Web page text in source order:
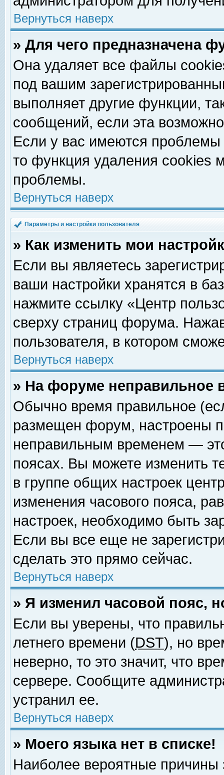
Вернуться наверх
» Для чего предназначена
Она удаляет все файлы
под вашим
выполняет другие функции,
сообщений, если эта
Если у вас имеются
то функция удаления cookies
проблемы.
Вернуться наверх
Параметры и настройки пользователя
» Как изменить мои
Если вы являетесь
ваши настройки хранятся в
нажмите ссылку «Центр
сверху страниц форума.
пользователя, в котором
Вернуться наверх
» На форуме неправильное
Обычно время правильное
размещен форум, настроены
неправильным временем —
поясах. Вы можете изменить
в группе общих настроек
изменения часового пояса,
настроек, необходимо быть
Если вы все еще не
сделать это прямо сейчас.
Вернуться наверх
» Я изменил часовой пояс,
Если вы уверены, что
летнего времени (DST), но
неверно, то это значит, что
сервере. Сообщите
устранил ее.
Вернуться наверх
» Моего языка нет в списке!
Наиболее вероятные причины